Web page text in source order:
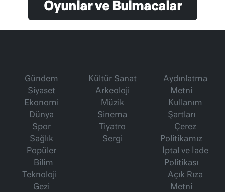
Oyunlar ve Bulmacalar
Gündem
Siyaset
Ekonomi
Dünya
Spor
Sağlık
Popüler
Bilim
Teknoloji
Gezi
Kültür Sanat
Arkeoloji
Müzik
Sinema
Tiyatro
Sergi
Aydınlatma
Metni
Kullanım
Şartları
Çerez
Politikamız
İptal ve İade
Politikası
Açık Rıza
Metni